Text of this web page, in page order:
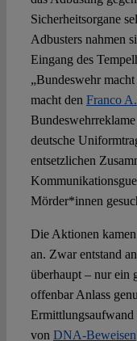
Sicherheitsorgane
Adbusters nahmen
Eingang des
„Bundeswehr
macht den Franco A.
deutsche
entsetzlichen
Mörder*innen
Die Aktionen
an. Zwar entstand
überhaupt – nur ein
offenbar Anlass
Ermittlungsaufwand
von DNA-Beweisen